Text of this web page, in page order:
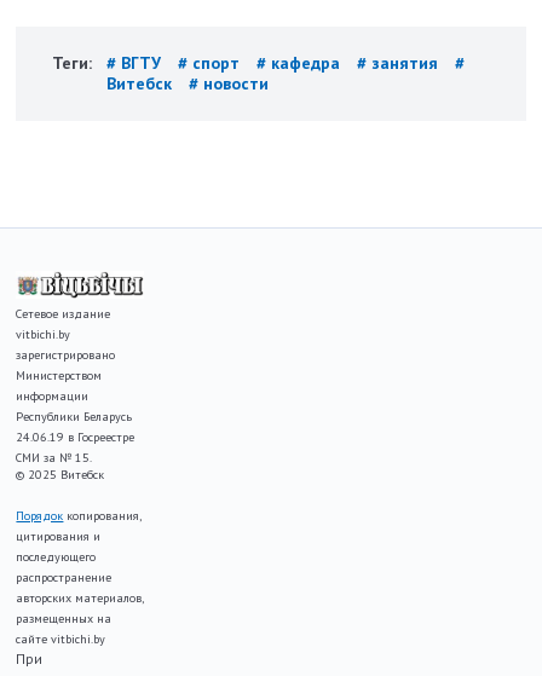
Теги: # ВГТУ # спорт # кафедра # занятия
#
Витебск
# новости
Сетевое издание
vitbichi.by
зарегистрировано
Министерством
информации
Республики Беларусь
24.06.19 в Госреестре
СМИ за № 15.
© 2025 Витебск
Порядок копирования,
цитирования и
последующего
распространение
авторских материалов,
размещенных на
сайте vitbichi.by
При